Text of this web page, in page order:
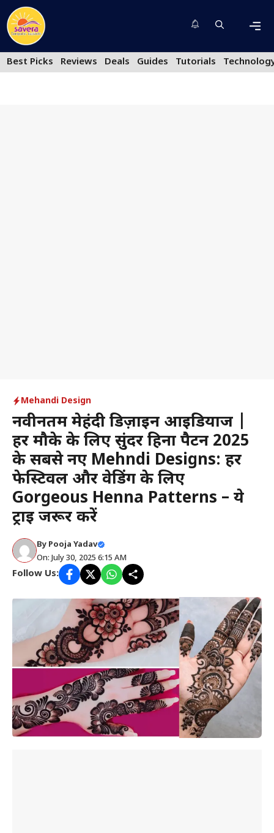
Skip
to
content
Best Picks
Reviews Deals Guides Tutorials
Mehandi Design
नवीनतम मेहंदी डिज़ाइन आइडियाज |
हर मौके के लिए सुंदर हिना पैटर्न 2025
के सबसे नए Mehndi Designs: हर
फेस्टिवल और वेडिंग के लिए
Gorgeous Henna Patterns – ये
ट्राई जरूर करें
By Pooja Yadav
On: July 30, 2025 6:15 AM
Follow Us: